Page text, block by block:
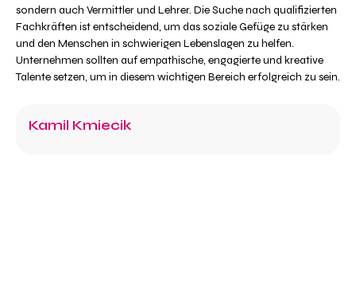
sondern auch Vermittler und Lehrer. Die Suche nach qualifizierten
Fachkräften ist entscheidend, um das soziale Gefüge zu stärken
und den Menschen in schwierigen Lebenslagen zu helfen.
Unternehmen sollten auf empathische, engagierte und kreative
Talente setzen, um in diesem wichtigen Bereich erfolgreich zu sein.
Kamil Kmiecik